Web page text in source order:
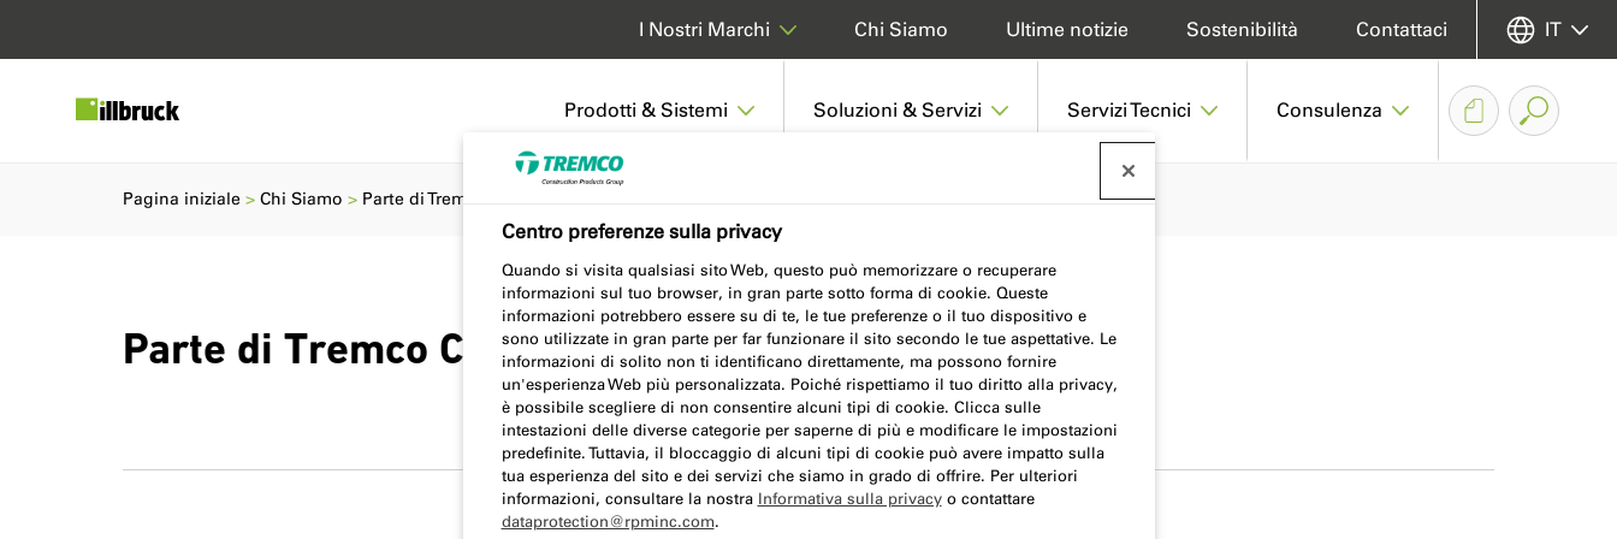
Prodotti & Sistemi Soluzioni & Servizi Servizi Tecnici Consulenza
Chi Siamo Ultime notizie Sostenibilità Contattaci
I Nostri Marchi IT
Parte di Tremco CPG Europe
Pagina iniziale Chi Siamo Parte di Tremco CPG Europe
Centro preferenze sulla privacy
Quando si visita qualsiasi sito Web, questo può memorizzare o recuperare
informazioni sul tuo browser, in gran parte sotto forma di cookie. Queste
informazioni potrebbero essere su di te, le tue preferenze o il tuo dispositivo e
sono utilizzate in gran parte per far funzionare il sito secondo le tue aspettative. Le
informazioni di solito non ti identificano direttamente, ma possono fornire
un'esperienza Web più personalizzata. Poiché rispettiamo il tuo diritto alla privacy,
è possibile scegliere di non consentire alcuni tipi di cookie. Clicca sulle
intestazioni delle diverse categorie per saperne di più e modificare le impostazioni
predefinite. Tuttavia, il bloccaggio di alcuni tipi di cookie può avere impatto sulla
tua esperienza del sito e dei servizi che siamo in grado di offrire. Per ulteriori
informazioni, consultare la nostra Informativa sulla privacyo contattare
dataprotection@rpminc.com.